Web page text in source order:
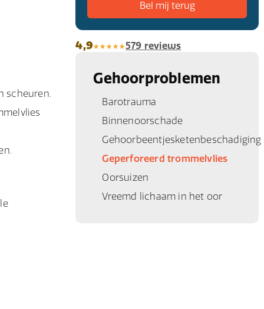
scheuren.
4,9 579 reviews
Gehoorproblemen
Barotrauma
Binnenoorschade
Gehoorbeentjesketenbeschadiging
Geperforeerd trommelvlies
Oorsuizen
Vreemd lichaam in het oor